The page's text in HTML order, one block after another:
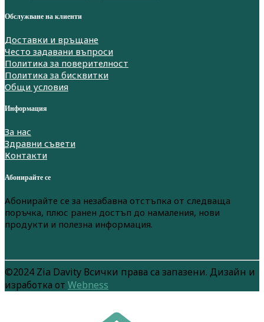
Обслужване на клиенти
Доставки и връщане
Често задавани въпроси
Политика за поверителност
Политика за бисквитки
Общи условия
Информация
За нас
Здравни съвети
Контакти
Абонирайте се
Абонирайте се за незабавна отстъпка от следваща
поръчка, плюс ранен достъп до намаления, нови
продукти и полезна информация.
©2024 Zia Davity Всички права са запазени. Дизайн и
изработка от Webness